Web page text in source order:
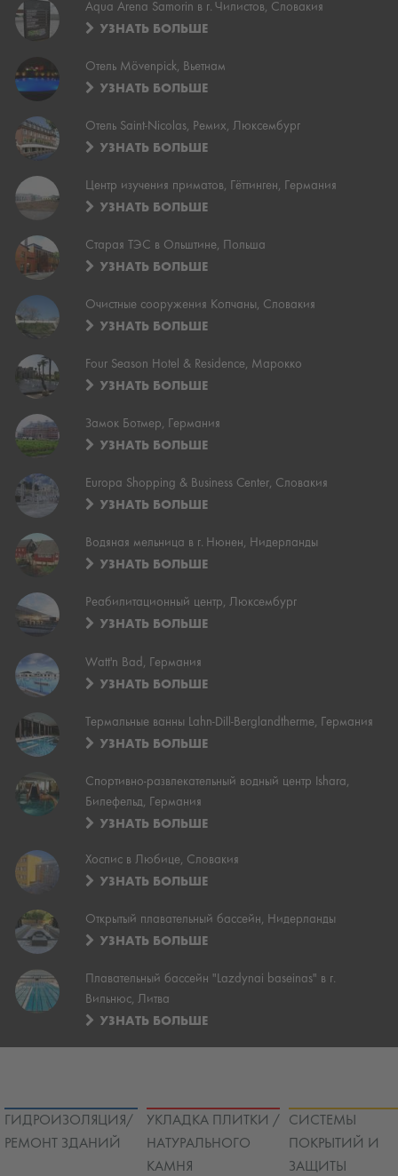
Aqua Arena Samorin в г. Чилистов, Словакия
УЗНАТЬ БОЛЬШЕ
Отель Mövenpick, Вьетнам
УЗНАТЬ БОЛЬШЕ
Отель Saint-Nicolas, Ремих, Люксембург
УЗНАТЬ БОЛЬШЕ
Центр изучения приматов, Гёттинген, Германия
УЗНАТЬ БОЛЬШЕ
Старая ТЭС в Ольштине, Польша
УЗНАТЬ БОЛЬШЕ
Очистные сооружения Копчаны, Словакия
УЗНАТЬ БОЛЬШЕ
Four Season Hotel & Residence, Марокко
УЗНАТЬ БОЛЬШЕ
Замок Ботмер, Германия
УЗНАТЬ БОЛЬШЕ
Europa Shopping & Business Center, Словакия
УЗНАТЬ БОЛЬШЕ
Водяная мельница в г. Нюнен, Нидерланды
УЗНАТЬ БОЛЬШЕ
Реабилитационный центр, Люксембург
УЗНАТЬ БОЛЬШЕ
Watt'n Bad, Германия
УЗНАТЬ БОЛЬШЕ
Термальные ванны Lahn-Dill-Berglandtherme, Германия
УЗНАТЬ БОЛЬШЕ
Спортивно-развлекательный водный центр Ishara,
Билефельд, Германия
УЗНАТЬ БОЛЬШЕ
Хоспис в Любице, Словакия
УЗНАТЬ БОЛЬШЕ
Открытый плавательный бассейн, Нидерланды
УЗНАТЬ БОЛЬШЕ
Плавательный бассейн "Lazdynai baseinas" в г.
Вильнюс, Литва
УЗНАТЬ БОЛЬШЕ
ГИДРОИЗОЛЯЦИЯ/
РЕМОНТ ЗДАНИЙ
УКЛАДКА ПЛИТКИ /
НАТУРАЛЬНОГО
КАМНЯ
СИСТЕМЫ
ПОКРЫТИЙ И
ЗАЩИТЫ